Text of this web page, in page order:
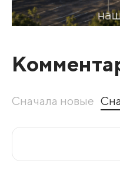
Сначала новые